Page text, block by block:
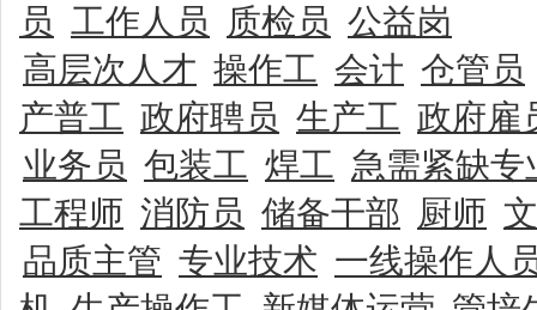
员 工作人员 质检员 公益岗
高层次人才 操作工 会计 仓管员
产普工 政府聘员 生产工 政府雇
业务员 包装工 焊工 急需紧缺专
工程师 消防员 储备干部 厨师
品质主管 专业技术 一线操作人